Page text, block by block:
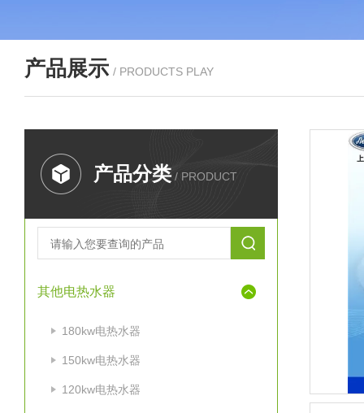
产品展示 / PRODUCTS PLAY
产品分类 / PRODUCT
其他电热水器
180kw电热水器
150kw电热水器
120kw电热水器